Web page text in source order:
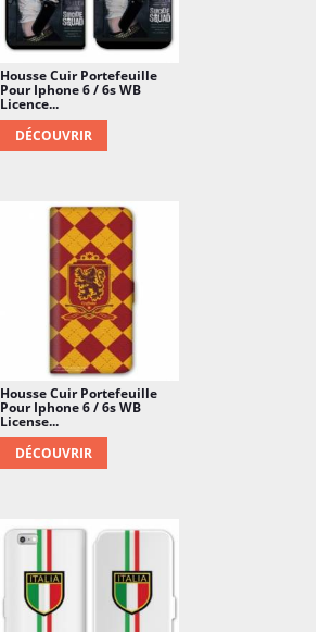
Housse Cuir Portefeuille
Pour Iphone 6 / 6s WB
Licence...
DÉCOUVRIR
Housse Cuir Portefeuille
Pour Iphone 6 / 6s WB
License...
DÉCOUVRIR